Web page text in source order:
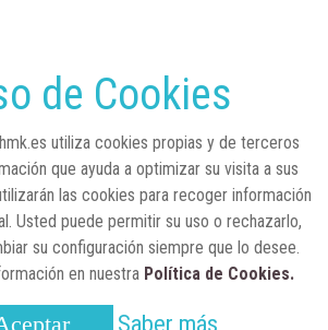
Academia Nacional de Farmacia: un
de ideas que se ha adaptado a
de Cookies
utiliza cookies propias y de terceros
que ayuda a optimizar su visita a sus
las cookies para recoger información
Usted puede permitir su uso o rechazarlo,
su configuración siempre que lo desee.
en nuestra Política de Cookies.
Saber más